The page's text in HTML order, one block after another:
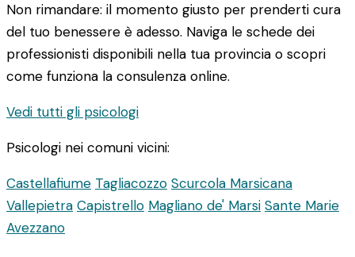
Non rimandare: il momento giusto per prenderti cura
del tuo benessere è adesso. Naviga le schede dei
professionisti disponibili nella tua provincia o scopri
come funziona la consulenza online.
Vedi tutti gli psicologi
Psicologi nei comuni vicini:
Castellafiume Tagliacozzo Scurcola Marsicana
Vallepietra Capistrello Magliano de' Marsi Sante Marie
Avezzano